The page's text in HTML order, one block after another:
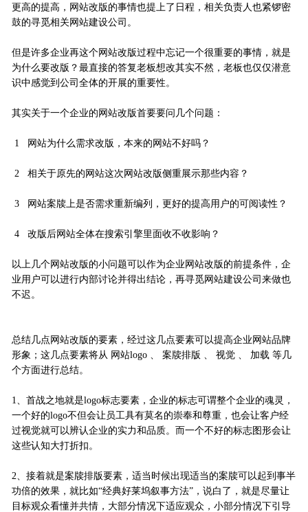
更高的提高，网站改版的事情也提上了日程，相关负责人也紧锣密
鼓的寻觅相关网站建设公司。
但是许多企业再这个网站改版过程中忘记一个很重要的事情，就是
为什么要改版？最直接的答复老板想改其实不然，老板也仅仅潜意
识中感觉到公司全体的开展的重要性。
其实关于一个企业的网站改版首要要问几个问题：
1 网站为什么需求改版，本来的网站不好吗？
2 相关于原先的网站这次网站改版侧重展示那些内容？
3 网站案牍上是否需求重新编列，更好的提高用户的可阅读性？
4 改版后网站全体在搜索引擎里面收不收影响？
以上几个网站改版的小问题可以作为企业网站改版的前提条件，企
业用户可以进行内部讨论并得出结论，再寻觅网站建设公司来做也
不迟。
总结几点网站改版的要素，经过这几点要素可以提高企业网站品牌
形象；这几点要素将从 网站logo 、 案牍排版 、 视觉 、 加载 等几
个方面进行总结。
1、首战之地就是logo标志要素，企业的标志可谓整个企业的魂灵，
一个好的logo不但会让员工具有莫名的崇奉和尊重，也会让客户经
过视觉就可以辨认企业的实力和品质。而一个不好的标志图形会让
这些认知大打折扣。
2、接着就是案牍排版要素，适当时候出现适当的案牍可以起到事半
功倍的效果，就比如“经典好莱坞叙事方法”，说白了，就是尽量让
目标观众看懂并共情，大部分情况下适应观众，小部分情况下引导